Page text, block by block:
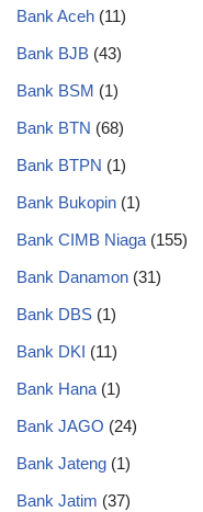
Bank Aceh (11)
Bank BJB (43)
Bank BSM (1)
Bank BTN (68)
Bank BTPN (1)
Bank Bukopin (1)
Bank CIMB Niaga (155)
Bank Danamon (31)
Bank DBS (1)
Bank DKI (11)
Bank Hana (1)
Bank JAGO (24)
Bank Jateng (1)
Bank Jatim (37)